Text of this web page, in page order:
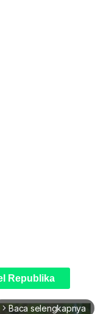
Republika
arrow_forward_ios Baca selengkapnya